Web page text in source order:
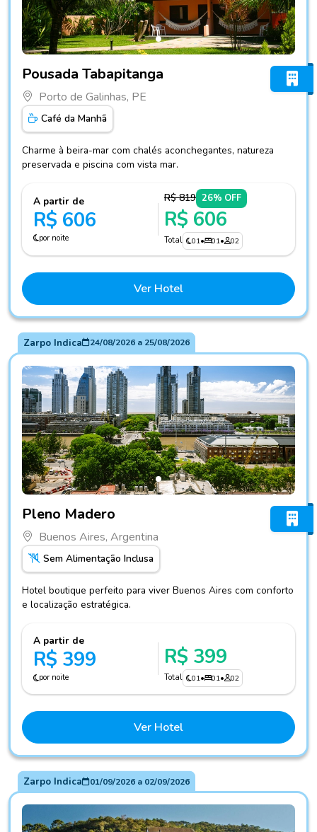
Pousada Tabapitanga
Porto de Galinhas, PE
Café da Manhã
Charme à beira-mar com chalés aconchegantes, natureza
preservada e piscina com vista mar.
A partir de
R$ 606
por noite
R$ 819 26% OFF
R$ 606
Total 01• 01• 02
Ver Hotel
Zarpo Indica 24/08/2026a 25/08/2026
Pleno Madero
Buenos Aires, Argentina
Sem Alimentação Inclusa
Hotel boutique perfeito para viver Buenos Aires com conforto
e localização estratégica.
A partir de
R$ 399
por noite
R$ 399
Total 01• 01• 02
Ver Hotel
Zarpo Indica 01/09/2026a 02/09/2026